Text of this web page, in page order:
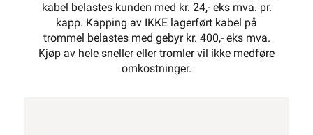
kabel belastes kunden med kr. 24,- eks mva. pr.
kapp. Kapping av IKKE lagerført kabel på
trommel belastes med gebyr kr. 400,- eks mva.
Kjøp av hele sneller eller tromler vil ikke medføre
omkostninger.